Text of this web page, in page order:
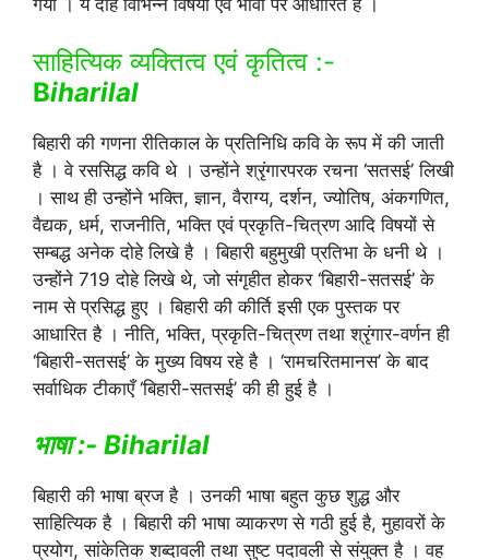
गयी । ये दोहे विभिन्न विषयों एवं भावों पर आधारित है ।
साहित्यिक व्यक्तित्व एवं कृतित्व :-
Biharilal
बिहारी की गणना रीतिकाल के प्रतिनिधि कवि के रूप में की जाती
है । वे रससिद्ध कवि थे । उन्होंने श्रृंगारपरक रचना ‘सतसई’ लिखी
। साथ ही उन्होंने भक्ति, ज्ञान, वैराग्य, दर्शन, ज्योतिष, अंकगणित,
वैद्यक, धर्म, राजनीति, भक्ति एवं प्रकृति-चित्रण आदि विषयों से
सम्बद्ध अनेक दोहे लिखे है । बिहारी बहुमुखी प्रतिभा के धनी थे ।
उन्होंने 719 दोहे लिखे थे, जो संगृहीत होकर ‘बिहारी-सतसई’ के
नाम से प्रसिद्ध हुए । बिहारी की कीर्ति इसी एक पुस्तक पर
आधारित है । नीति, भक्ति, प्रकृति-चित्रण तथा श्रृंगार-वर्णन ही
‘बिहारी-सतसई’ के मुख्य विषय रहे है । ‘रामचरितमानस’ के बाद
सर्वाधिक टीकाएँ ‘बिहारी-सतसई’ की ही हुई है ।
भाषा :- Biharilal
बिहारी की भाषा ब्रज है । उनकी भाषा बहुत कुछ शुद्ध और
साहित्यिक है । बिहारी की भाषा व्याकरण से गठी हुई है, मुहावरों के
प्रयोग, सांकेतिक शब्दावली तथा सुष्ट पदावली से संयुक्त है । वह